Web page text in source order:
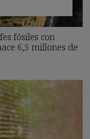
fósiles con
6,5 millones de